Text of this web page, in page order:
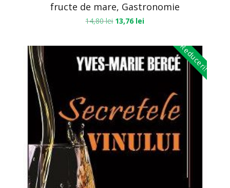
fructe de mare, Gastronomie
14,80lei 13,76 lei
Reduceri!